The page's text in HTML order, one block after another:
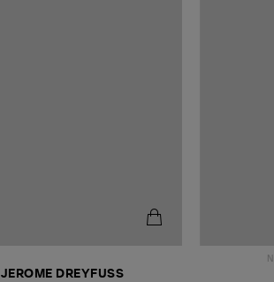
JEROME DREYFUSS